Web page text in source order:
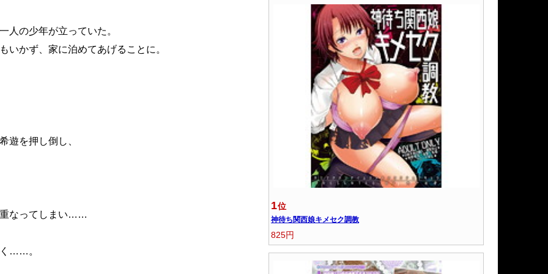
人の少年が立っていた。
いかず、家に泊めてあげることに。
遊を押し倒し、
重なってしまい……
く……。
1位
神待ち関西娘キメセク調教
825円